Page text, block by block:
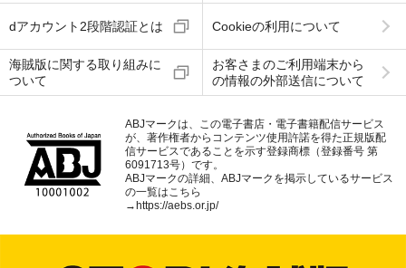
dアカウント2段階認証とは Cookieの利用について
海賊版に関する取り組みに
ついて
お客さまのご利用端末から
の情報の外部送信について
ABJマークは、この電子書店・電子書籍配信サービス
が、著作権者からコンテンツ使用許諾を得た正規版配
信サービスであることを示す登録商標（登録番号 第
6091713号）です。
ABJマークの詳細、ABJマークを掲示しているサービス
の一覧はこちら
→https://aebs.or.jp/